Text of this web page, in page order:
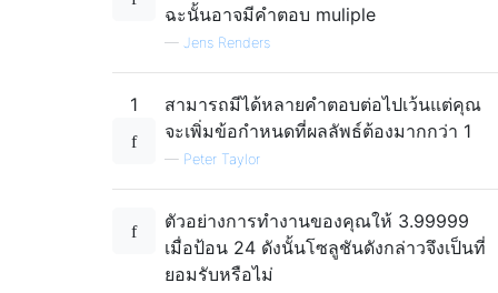
ฉะนั้นอาจมีคำตอบ muliple
— Jens Renders
1
สามารถมีได้หลายคำตอบต่อไปเว้นแต่คุณ
จะเพิ่มข้อกำหนดที่ผลลัพธ์ต้องมากกว่า 1
— Peter Taylor
ตัวอย่างการทำงานของคุณให้ 3.99999
เมื่อป้อน 24 ดังนั้นโซลูชันดังกล่าวจึงเป็นที่
ยอมรับหรือไม่